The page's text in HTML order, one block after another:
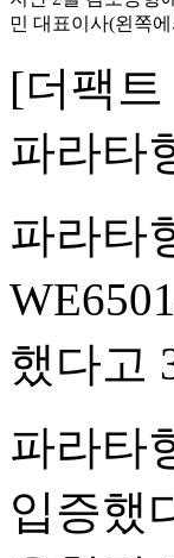
민 대표이사(왼쪽
[더팩
파라타
파라타
했다고
파라타
입증했